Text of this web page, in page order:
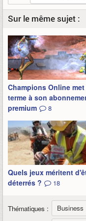
Sur le même sujet :
Champions Online
terme à son
premium
8
Quels jeux méritent
déterrés ?
18
Thématiques : Business